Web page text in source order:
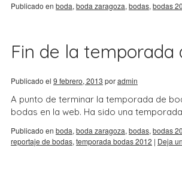
Publicado en boda, boda zaragoza, bodas, bodas
Fin de la temporada
Publicado el 9 febrero, 2013 poradmin
A punto de terminar la temporada de
bodas en la web. Ha sido una
Publicado en boda, boda zaragoza, bodas, bodas
reportaje de bodas, temporada bodas 2012 | Deja